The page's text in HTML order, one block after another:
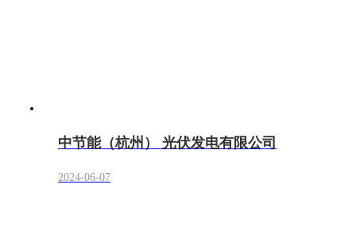
中节能（杭州） 光伏发电有限公司
2024-06-07